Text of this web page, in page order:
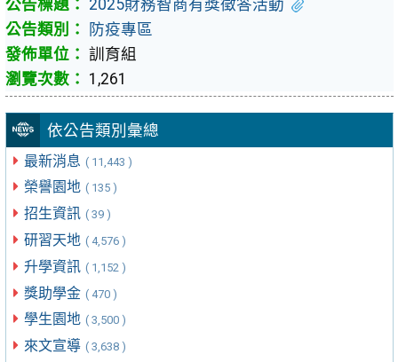
依公告類別彙總
最新消息 ( 11,443 )
榮譽園地 ( 135 )
招生資訊 ( 39 )
研習天地 ( 4,576 )
升學資訊 ( 1,152 )
獎助學金 ( 470 )
學生園地 ( 3,500 )
來文宣導 ( 3,638 )
2025財務智商有獎徵答活動
防疫專區
訓育組
1,261